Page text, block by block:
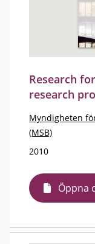
Research
research
Myndigheten
(MSB)
2010
Öppna